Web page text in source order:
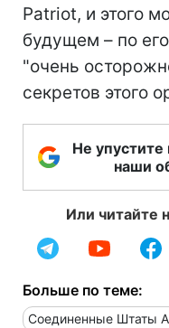
Patriot, и этого
будущем – по
"очень
секретов этого
Не
наши
Или читайте
Больше по теме:
Соединенные Штаты